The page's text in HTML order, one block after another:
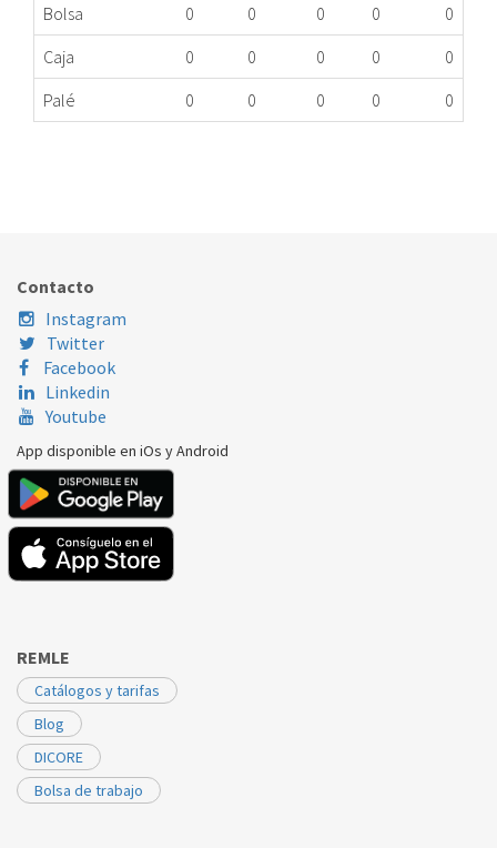
Bolsa
0 0 0 0
0
Caja
0 0 0 0
0
Palé
0 0 0 0 0
Contacto
Instagram
Twitter
Facebook
Linkedin
Youtube
App disponible en iOs y Android
REMLE
Catálogos y tarifas
Blog
DICORE
Bolsa de trabajo